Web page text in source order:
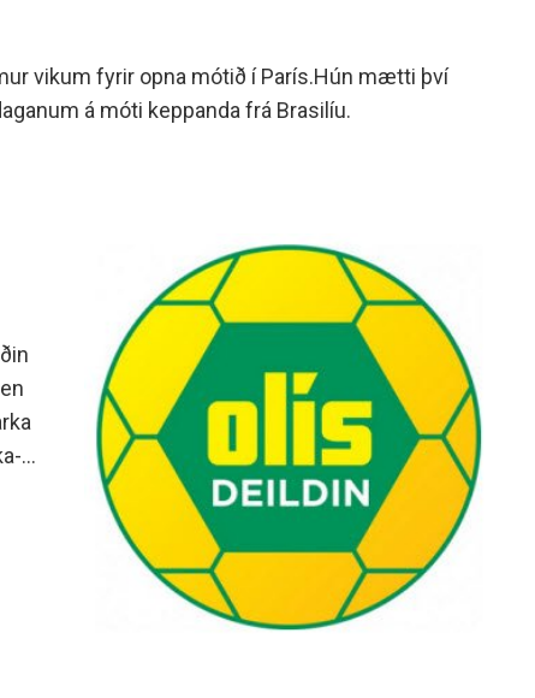
vikum fyrir opna mótið í París.Hún mætti því
á móti keppanda frá Brasilíu.